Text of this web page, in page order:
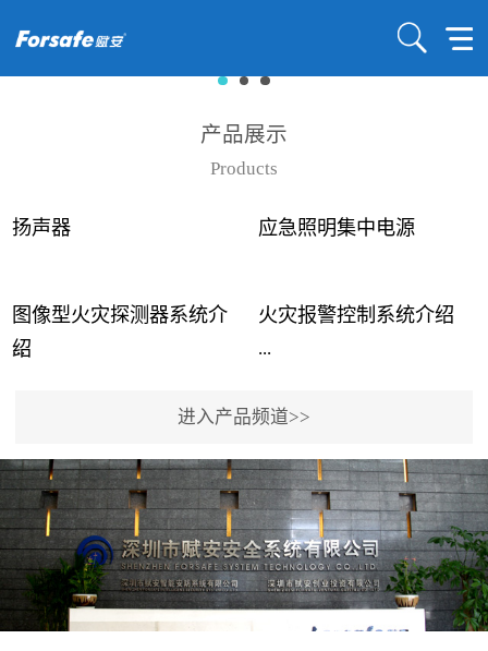
产品展示
Products
扬声器 应急照明集中电源
图像型火灾探测器系统介
绍
...
事故频发，传统的火灾探
测方法已无法满足要求。
尤其是目前众多的大型影
剧院、会议展览中心、体
育馆、大型仓库和隧道空
间等，其建筑结构特殊、
火灾报警控制系统介绍
...
用了具有仲裁机制和冗余
校验的总线传输技术、线
路状态检测与保护技术、
后向光电感烟探测技术、
高可靠的系统抗干扰技术
等多项专利技术和专有技
进入产品频道>>